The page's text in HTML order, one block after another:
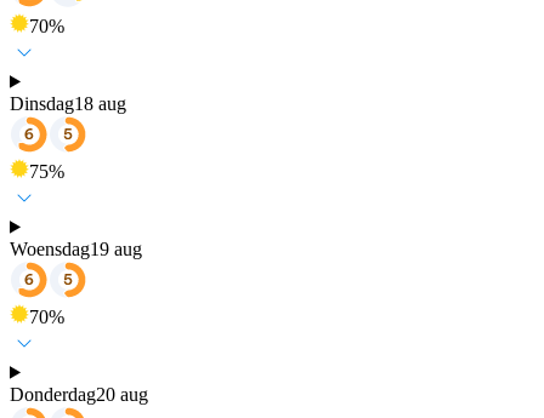
70%
Dinsdag18 aug
75%
Woensdag19 aug
70%
Donderdag20 aug